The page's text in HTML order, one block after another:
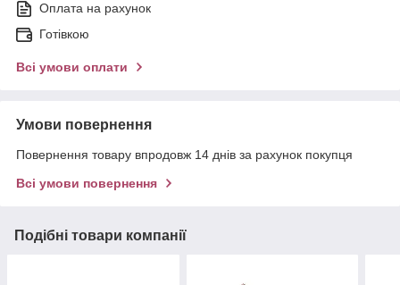
Оплата на рахунок
Готівкою
Всі умови оплати
Умови повернення
Повернення товару впродовж 14 днів за рахунок покупця
Всі умови повернення
Подібні товари компанії